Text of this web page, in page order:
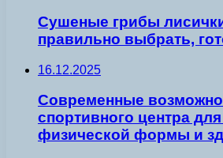
Сушеные грибы
правильно выбрать,
16.12.2025
Современные
спортивного центра
физической формы и